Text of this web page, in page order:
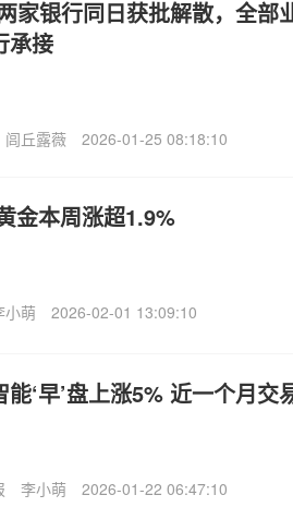
家银行同日获批解散，全部
承接
闾丘露薇 2026-01-25 08:18:10
金本周涨超1.9%
小萌 2026-02-01 13:09:10
能‘早’盘上涨5% 近一个月
李小萌 2026-01-22 06:47:10